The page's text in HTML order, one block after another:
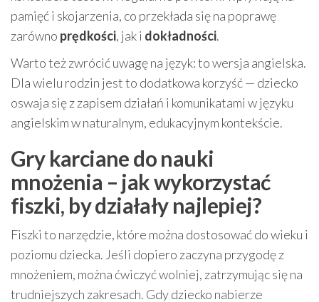
pamięć i skojarzenia, co przekłada się na poprawę
zarówno prędkości, jak i dokładności.
Warto też zwrócić uwagę na język: to wersja angielska.
Dla wielu rodzin jest to dodatkowa korzyść — dziecko
oswaja się z zapisem działań i komunikatami w języku
angielskim w naturalnym, edukacyjnym kontekście.
Gry karciane do nauki
mnożenia – jak wykorzystać
fiszki, by działały najlepiej?
Fiszki to narzędzie, które można dostosować do wieku i
poziomu dziecka. Jeśli dopiero zaczyna przygodę z
mnożeniem, można ćwiczyć wolniej, zatrzymując się na
trudniejszych zakresach. Gdy dziecko nabierze